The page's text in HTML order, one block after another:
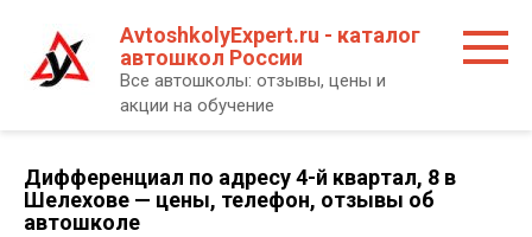
контенту
AvtoshkolyExpert.ru - каталог
автошкол России
Все автошколы: отзывы, цены и
акции на обучение
Дифференциал по адресу 4-й квартал, 8 в
Шелехове — цены, телефон, отзывы об
автошколе